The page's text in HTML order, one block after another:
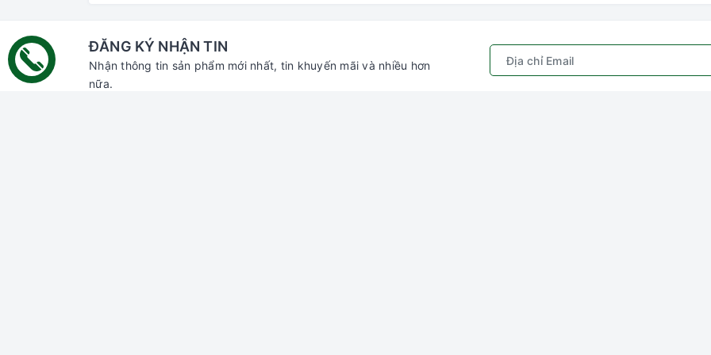
ĐĂNG KÝ NHẬN TIN
Nhận thông tin sản phẩm mới nhất, tin khuyến mãi và nhiều hơn
nữa.